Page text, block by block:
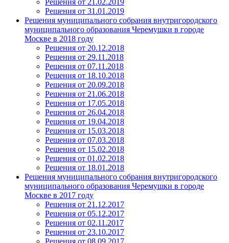
Решения от 21.02.2019
Решения от 31.01.2019
Решения муниципального собрания внутригородского
муниципального образования Черемушки в городе
Москве в 2018 году
Решения от 20.12.2018
Решения от 29.11.2018
Решения от 07.11.2018
Решения от 18.10.2018
Решения от 20.09.2018
Решения от 21.06.2018
Решения от 17.05.2018
Решения от 26.04.2018
Решения от 19.04.2018
Решения от 15.03.2018
Решения от 07.03.2018
Решения от 15.02.2018
Решения от 01.02.2018
Решения от 18.01.2018
Решения муниципального собрания внутригородского
муниципального образования Черемушки в городе
Москве в 2017 году
Решения от 21.12.2017
Решения от 05.12.2017
Решения от 02.11.2017
Решения от 23.10.2017
Решения от 08.09.2017